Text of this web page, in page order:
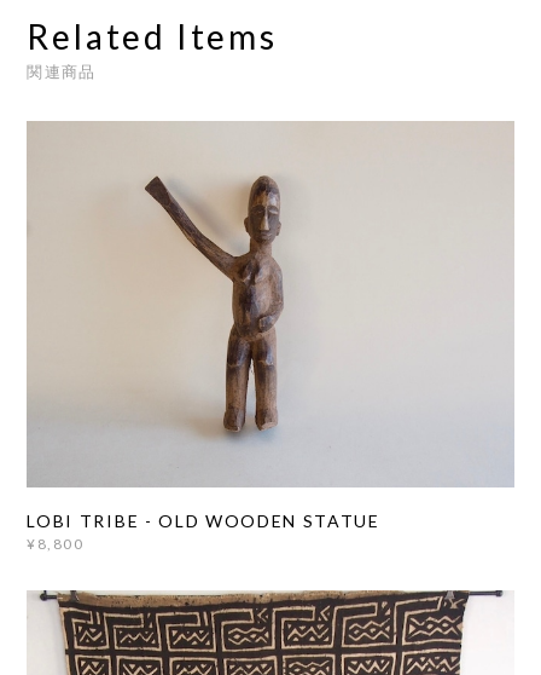
Related Items
関連商品
LOBI TRIBE - OLD WOODEN STATUE
¥8,800